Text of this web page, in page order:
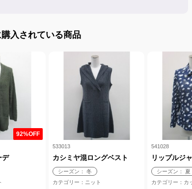
入されている商品
92%OFF
デ
533013
カシミヤ混ロングベスト
シーズン： 冬
カテゴリー：ニット
541028
リップルジ
シーズン： 夏
カテゴリー：カ